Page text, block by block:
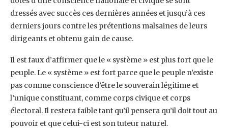
dressés avec succès ces dernières années et jusqu’à ces
derniers jours contre les prétentions malsaines de leurs
dirigeants et obtenu gain de cause.
Il est faux d’affirmer que le « système » est plus fort que le
peuple. Le « système » est fort parce que le peuple n’existe
pas comme conscience d’être le souverain légitime et
l’unique constituant, comme corps civique et corps
électoral. Il restera faible tant qu’il pensera qu’il doit tout au
pouvoir et que celui-ci est son tuteur naturel.